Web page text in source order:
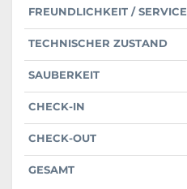
FREUNDLICHKEIT / SERVICE
TECHNISCHER ZUSTAND
SAUBERKEIT
CHECK-IN
CHECK-OUT
GESAMT